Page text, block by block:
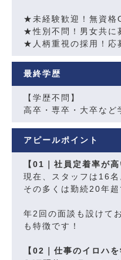
★未経験歓迎！無資格
★性別不問！男女共に
★人柄重視の採用！応
最終学歴
【学歴不問】
高卒・専卒・大卒など
アピールポイント
【01｜社員定着率が高
現在、スタッフは16名
その多くは勤続20年超
年2回の面談も設けて
も特徴です！
【02｜仕事のイロハを